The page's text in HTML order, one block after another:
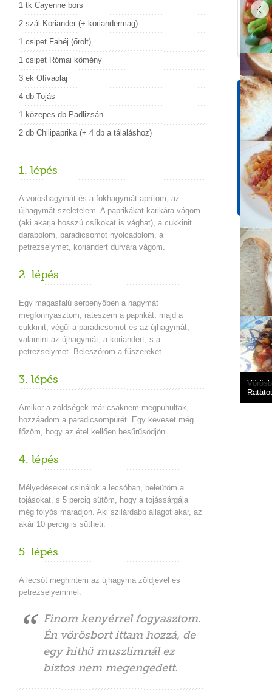
1 tk Cayenne bors
2 szál Koriander (+ koriandermag)
1 csipet Fahéj (őrölt)
1 csipet Római kömény
3 ek Olívaolaj
4 db Tojás
1 közepes db Padlizsán
2 db Chilipaprika (+ 4 db a tálaláshoz)
1. lépés
A vöröshagymát és a fokhagymát aprítom, az
újhagymát szeletelem. A paprikákat karikára vágom
(aki akarja hosszú csíkokat is vághat), a cukkinit
darabolom, paradicsomot nyolcadolom, a
petrezselymet, koriandert durvára vágom.
2. lépés
Egy magasfalú serpenyőben a hagymát
megfonnyasztom, ráteszem a paprikát, majd a
cukkinit, végül a paradicsomot és az újhagymát,
valamint az újhagymát, a koriandert, s a
petrezselymet. Beleszórom a fűszereket.
3. lépés
Amikor a zöldségek már csaknem megpuhultak,
hozzáadom a paradicsompürét. Egy keveset még
főzöm, hogy az étel kellően besűrűsödjön.
4. lépés
Mélyedéseket csinálok a lecsóban, beleütöm a
tojásokat, s 5 percig sütöm, hogy a tojássárgája
még folyós maradjon. Aki szilárdabb állagot akar, az
akár 10 percig is sütheti.
5. lépés
A lecsót meghintem az újhagyma zöldjével és
petrezselyemmel.
Finom kenyérrel fogyasztom.
Én vörösbort ittam hozzá, de
egy hithű muszlimnál ez
biztos nem megengedett.
Lecsó
1
358
186
Cukor
19,3